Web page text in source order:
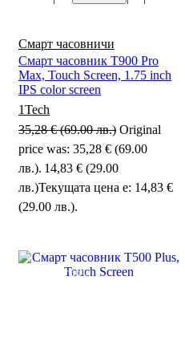
Смарт часовничи
Смарт часовник T900 Pro
Max, Touch Screen, 1.75 inch
IPS color screen
1Tech
35,28€ (69.00 лв.) Original
price was: 35,28 € (69.00
лв.). 14,83 € (29.00
лв.)Текущата цена е: 14,83 €
(29.00 лв.).
SALE49%